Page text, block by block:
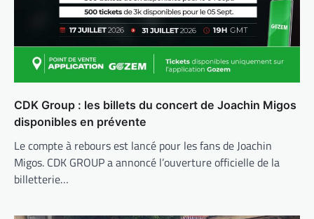
CDK Group : les billets du concert de Joachin Migos
disponibles en prévente
Le compte à rebours est lancé pour les fans de Joachin
Migos. CDK GROUP a annoncé l’ouverture officielle de la
billetterie…